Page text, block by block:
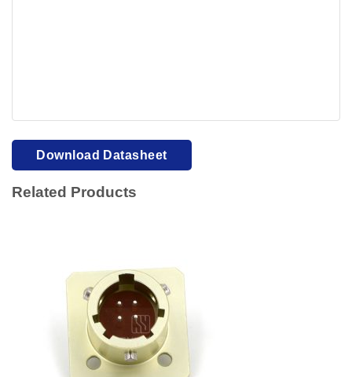
view.Download PDF
Download Datasheet
Related Products